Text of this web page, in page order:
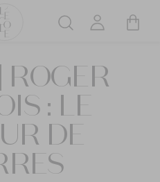
Rechercher
ROGER
: LE
DE